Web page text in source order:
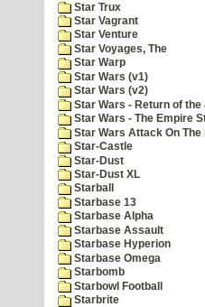
Star Trux
Star Vagrant
Star Venture
Star Voyages, The
Star Warp
Star Wars (v1)
Star Wars (v2)
Star Wars - Return of
Star Wars - The Empire
Star Wars Attack On The
Star-Castle
Star-Dust
Star-Dust XL
Starball
Starbase 13
Starbase Alpha
Starbase Assault
Starbase Hyperion
Starbase Omega
Starbomb
Starbowl Football
Starbrite